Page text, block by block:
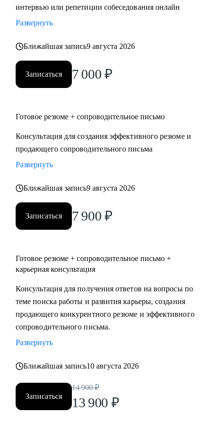
интервью или репетиции собеседования онлайн
Развернуть
Ближайшая запись9 августа 2026
Записаться 7 000 ₽
Готовое резюме + сопроводительное письмо
Консультация для создания эффективного резюме и
продающего сопроводительного письма
Развернуть
Ближайшая запись9 августа 2026
Записаться 7 900 ₽
Готовое резюме + сопроводительное письмо +
карьерная консультация
Консультация для получения ответов на вопросы по
теме поиска работы и развития карьеры, создания
продающего конкурентного резюме и эффективного
сопроводительного письма.
Развернуть
Ближайшая запись10 августа 2026
Записаться
14 900 ₽
13 900 ₽